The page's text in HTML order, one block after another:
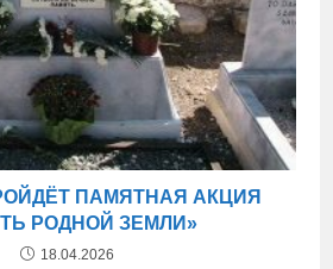
ПАМЯТНАЯ АКЦИЯ
РОДНОЙ ЗЕМЛИ»
18.04.2026